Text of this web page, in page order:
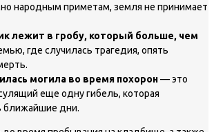
народным приметам, земля не принимает
лежит в гробу, который больше, чем
где случилась трагедия, опять
могила во время похорон— это
еще одну гибель, которая
ближайшие дни.